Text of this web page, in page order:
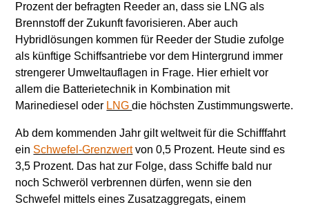
Prozent der befragten Reeder an, dass sie LNG als
Brennstoff der Zukunft favorisieren. Aber auch
Hybridlösungen kommen für Reeder der Studie zufolge
als künftige Schiffsantriebe vor dem Hintergrund immer
strengerer Umweltauflagen in Frage. Hier erhielt vor
allem die Batterietechnik in Kombination mit
Marinediesel oder LNGdie höchsten Zustimmungswerte.
Ab dem kommenden Jahr gilt weltweit für die Schifffahrt
ein Schwefel-Grenzwertvon 0,5 Prozent. Heute sind es
3,5 Prozent. Das hat zur Folge, dass Schiffe bald nur
noch Schweröl verbrennen dürfen, wenn sie den
Schwefel mittels eines Zusatzaggregats, einem